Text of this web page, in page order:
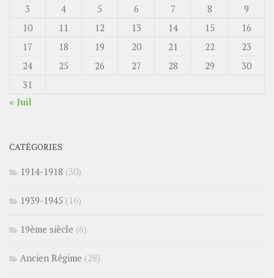
3
4 5 6 7 8
9
10
11 12 13 14 15
16
17
18 19 20 21 22
23
24
25 26 27 28 29
30
31
« Juil
CATÉGORIES
1914-1918 (30)
1939-1945 (16)
19ème siècle (6)
Ancien Régime (28)